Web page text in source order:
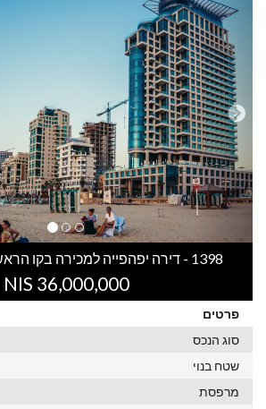
1398 - דירה יפהפייה למכירה בקו הראשון לים תל אביב
36,000,000 NIS
פרטים
סוג הנכס
שטח בנוי
מרפסת